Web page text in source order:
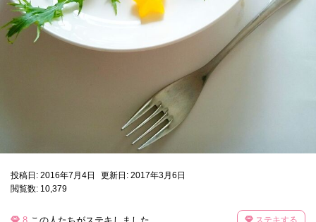
投稿日: 2016年7月4日
更新日: 2017年3月6日
閲覧数: 10,379